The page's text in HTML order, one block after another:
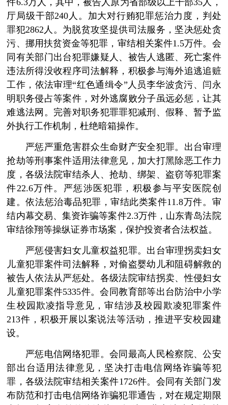
件6.3万人，其中，被告人原为省部级以上干部35人，
厅局级干部240人。加大对行贿犯罪惩治力度，判处
罪犯2862人。为脱贫攻坚提供司法服务，坚决惩处贪
污、挪用扶贫资金等犯罪，审结相关案件1.5万件。会
同有关部门出台犯罪嫌疑人、被告人逃匿、死亡案件
违法所得没收程序司法解释，积极参与海外追逃追赃
工作，依法审理“红色通缉令”人员李华波贪污、闫永
明职务侵占等案件，对外逃腐败分子虽远必惩，让其
难逃法网。完善对职务犯罪罪犯减刑、假释、暂予监
外执行工作机制，杜绝暗箱操作。
严惩严重危害群众生命财产安全犯罪。出台审理
抢劫等刑事案件适用法律意见，加大打黑除恶工作力
度，各级法院审结杀人、抢劫、绑架、盗窃等犯罪案
件22.6万件。严惩涉医犯罪，积极参与平安医院创
建。依法惩治毒品犯罪，审结此类案件11.8万件。审
结内幕交易、集资诈骗等案件2.3万件，山东青岛法院
审结徐翔等操纵证券市场案，保护投资者合法权益。
严惩侵害妇女儿童权益犯罪。出台审理拐卖妇女
儿童犯罪案件司法解释，对偷盗婴幼儿和阻碍解救的
被告人依法从严惩处。各级法院审结拐卖、性侵妇女
儿童犯罪案件5335件。会同教育部等出台防治中小学
生校园欺凌指导意见，审结涉及校园欺凌犯罪案件
213件，积极开展以案说法等活动，推进平安校园建
设。
严惩电信网络犯罪。会同最高人民检察院、公安
部出台适用法律意见，坚决打击电信网络诈骗等犯
罪，各级法院审结相关案件1726件。会同有关部门发
布防范和打击电信网络诈骗犯罪通告，对在规定期限